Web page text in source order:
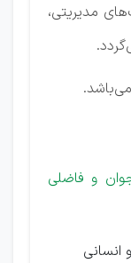
مدیریتی،
می‌باشد.
و فاضلی
انسانی